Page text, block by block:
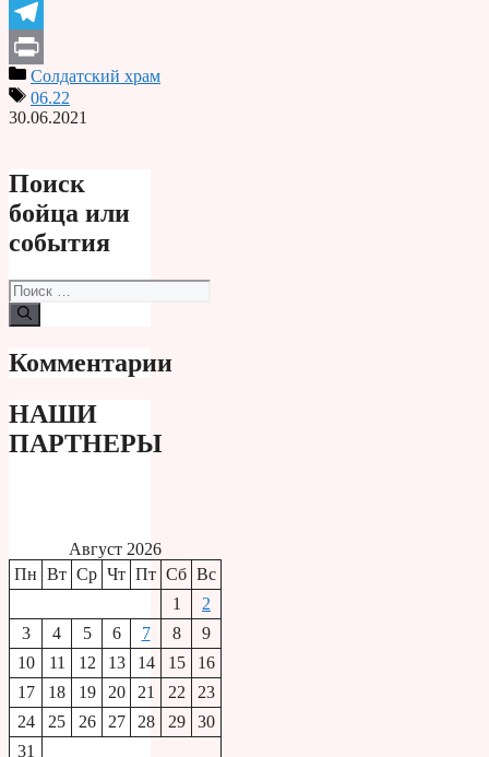
Odnoklassniki
Telegram
PrintСолдатский храм
06.22
30.06.2021
Поиск
бойца или
события
Поиск:
Комментарии
НАШИ
ПАРТНЕРЫ
Август 2026
Пн Вт Ср Чт Пт Сб Вс
1
2
3
4 5 6 7 8
9
10
11 12 13 14 15
16
17
18 19 20 21 22
23
24
25 26 27 28 29
30
31